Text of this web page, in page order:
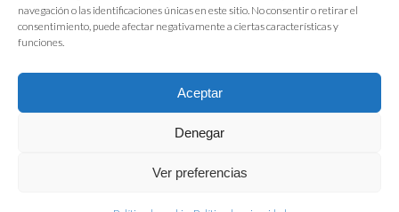
navegación o las identificaciones únicas en este sitio. No consentir o retirar el
consentimiento, puede afectar negativamente a ciertas características y
funciones.
Aceptar
Denegar
Ver preferencias
FIAB Federación Española de Industrias de la Alimentación y Bebidas